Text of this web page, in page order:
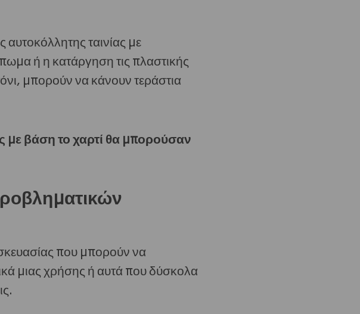
ταινίας με
ή η κατάργηση τις πλαστικής
μπορούν να κάνουν τεράστια
με βάση το χαρτί θα μπορούσαν
που μπορούν να
μιας χρήσης ή αυτά που δύσκολα